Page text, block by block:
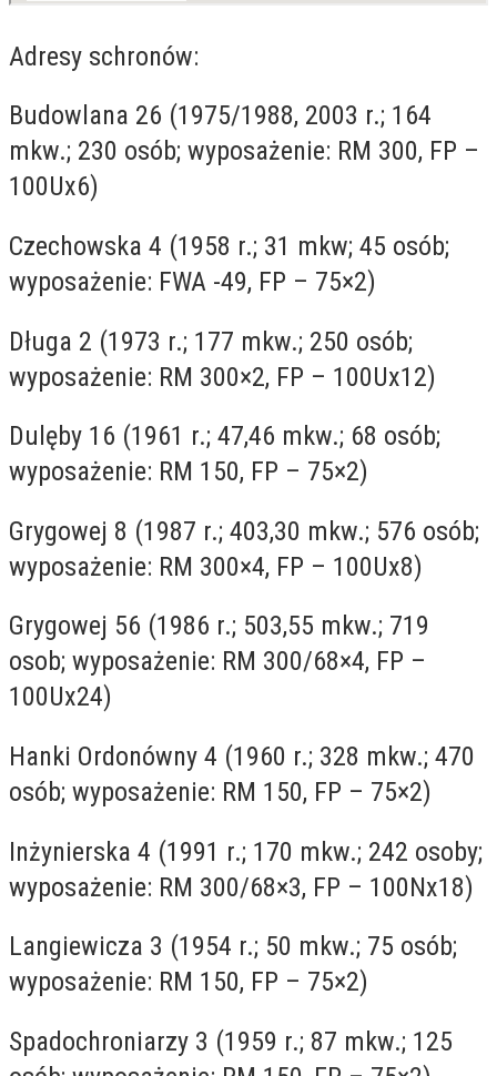
Adresy schronów:
Budowlana 26 (1975/1988, 2003 r.; 164
mkw.; 230 osób; wyposażenie: RM 300, FP –
100Ux6)
Czechowska 4 (1958 r.; 31 mkw; 45 osób;
wyposażenie: FWA -49, FP – 75×2)
Długa 2 (1973 r.; 177 mkw.; 250 osób;
wyposażenie: RM 300×2, FP – 100Ux12)
Dulęby 16 (1961 r.; 47,46 mkw.; 68 osób;
wyposażenie: RM 150, FP – 75×2)
Grygowej 8 (1987 r.; 403,30 mkw.; 576 osób;
wyposażenie: RM 300×4, FP – 100Ux8)
Grygowej 56 (1986 r.; 503,55 mkw.; 719
osob; wyposażenie: RM 300/68×4, FP –
100Ux24)
Hanki Ordonówny 4 (1960 r.; 328 mkw.; 470
osób; wyposażenie: RM 150, FP – 75×2)
Inżynierska 4 (1991 r.; 170 mkw.; 242 osoby;
wyposażenie: RM 300/68×3, FP – 100Nx18)
Langiewicza 3 (1954 r.; 50 mkw.; 75 osób;
wyposażenie: RM 150, FP – 75×2)
Spadochroniarzy 3 (1959 r.; 87 mkw.; 125